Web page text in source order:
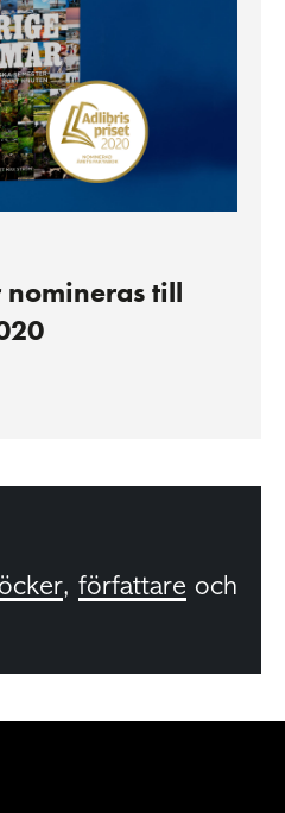
nomineras till
, författare och